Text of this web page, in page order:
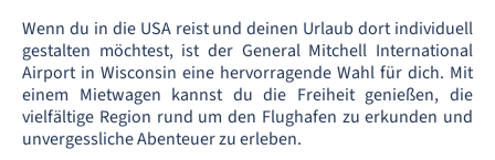
Wenn du in die USA reist und deinen Urlaub dort individuell
gestalten möchtest, ist der General Mitchell International
Airport in Wisconsin eine hervorragende Wahl für dich. Mit
einem Mietwagen kannst du die Freiheit genießen, die
vielfältige Region rund um den Flughafen zu erkunden und
unvergessliche Abenteuer zu erleben.